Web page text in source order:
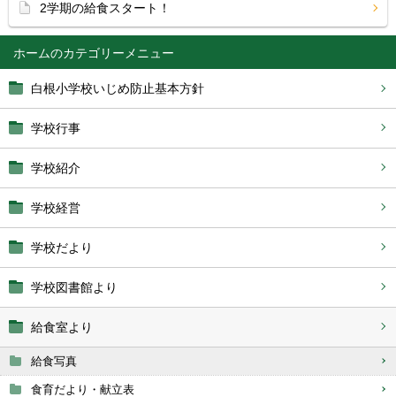
ホーム
白根小学校いじめ防止基本方針
学校行事
学校紹介
学校経営
学校だより
学校図書館より
給食室より
給食写真
食育だより・献立表
2学期の給食スタート！